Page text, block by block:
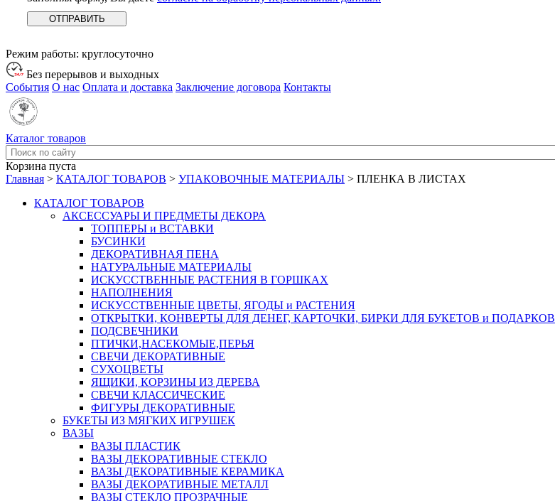
Режим работы: круглосуточно
Без перерывов и выходных
События О нас Оплата и доставка Заключение договора Контакты
Каталог товаров
Корзина пуста
Главная > КАТАЛОГ ТОВАРОВ > УПАКОВОЧНЫЕ МАТЕРИАЛЫ > ПЛЕНКА В ЛИСТАХ
КАТАЛОГ ТОВАРОВ
АКСЕССУАРЫ И ПРЕДМЕТЫ ДЕКОРА
ТОППЕРЫ и ВСТАВКИ
БУСИНКИ
ДЕКОРАТИВНАЯ ПЕНА
НАТУРАЛЬНЫЕ МАТЕРИАЛЫ
ИСКУССТВЕННЫЕ РАСТЕНИЯ В ГОРШКАХ
НАПОЛНЕНИЯ
ИСКУССТВЕННЫЕ ЦВЕТЫ, ЯГОДЫ и РАСТЕНИЯ
ОТКРЫТКИ, КОНВЕРТЫ ДЛЯ ДЕНЕГ, КАРТОЧКИ, БИРКИ ДЛЯ БУКЕТОВ и ПОДАРКОВ
ПОДСВЕЧНИКИ
ПТИЧКИ,НАСЕКОМЫЕ,ПЕРЬЯ
СВЕЧИ ДЕКОРАТИВНЫЕ
СУХОЦВЕТЫ
ЯЩИКИ, КОРЗИНЫ ИЗ ДЕРЕВА
СВЕЧИ КЛАССИЧЕСКИЕ
ФИГУРЫ ДЕКОРАТИВНЫЕ
БУКЕТЫ ИЗ МЯГКИХ ИГРУШЕК
ВАЗЫ
ВАЗЫ ПЛАСТИК
ВАЗЫ ДЕКОРАТИВНЫЕ СТЕКЛО
ВАЗЫ ДЕКОРАТИВНЫЕ КЕРАМИКА
ВАЗЫ ДЕКОРАТИВНЫЕ МЕТАЛЛ
ВАЗЫ СТЕКЛО ПРОЗРАЧНЫЕ